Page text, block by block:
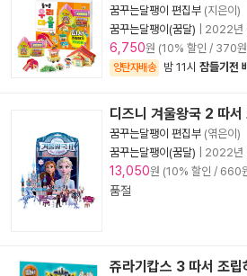
꿈꾸는달팽이 편집부 (지은이)
꿈꾸는달팽이(꿈달)
2022년
6,750원 (10% 할인 / 370
양탄자배송 밤 11시 잠들기전
디즈니 겨울왕국 2 따서
꿈꾸는달팽이 편집부 (엮은이)
꿈꾸는달팽이(꿈달)
2022년
13,050원 (10% 할인 / 660
품절
쥬라기캅스 3 따서 조립